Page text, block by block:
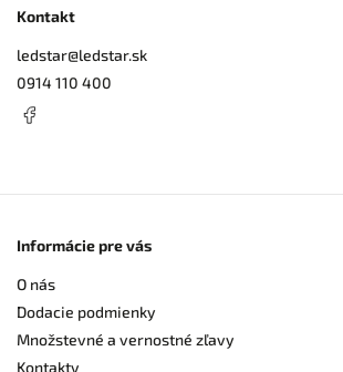
Kontakt
ledstar@ledstar.sk
0914 110 400
Informácie pre vás
O nás
Dodacie podmienky
Množstevné a vernostné zľavy
Kontakty